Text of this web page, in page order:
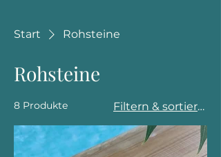
Start Rohsteine
Rohsteine
8 Produkte Filtern & sortieren